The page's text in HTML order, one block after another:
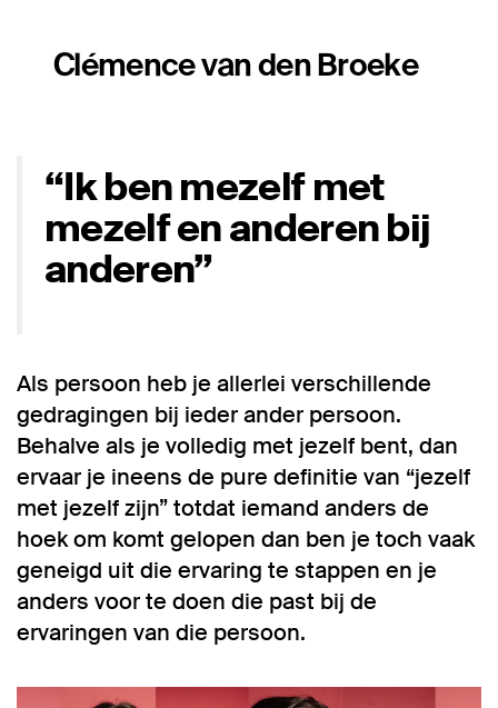
Clémence van den Broeke
“Ik ben mezelf met
mezelf en anderen bij
anderen”
Als persoon heb je allerlei verschillende
gedragingen bij ieder ander persoon.
Behalve als je volledig met jezelf bent, dan
ervaar je ineens de pure definitie van “jezelf
met jezelf zijn” totdat iemand anders de
hoek om komt gelopen dan ben je toch vaak
geneigd uit die ervaring te stappen en je
anders voor te doen die past bij de
ervaringen van die persoon.